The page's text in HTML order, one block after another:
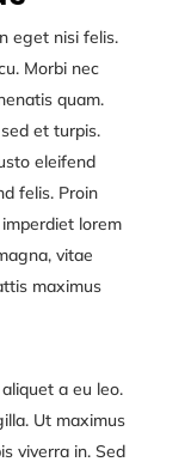
eget nisi felis.
Morbi nec
quam.
et turpis.
eleifend
felis. Proin
lorem
vitae
maximus
a eu leo.
Ut maximus
viverra in. Sed